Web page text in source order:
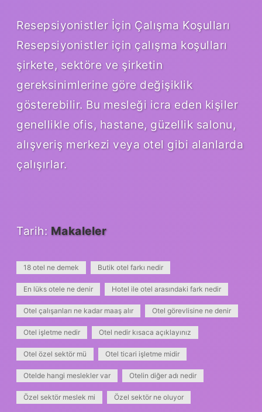
Resepsiyonistler İçin Çalışma Koşulları
Resepsiyonistler için çalışma koşulları
şirkete, sektöre ve şirketin
gereksinimlerine göre değişiklik
gösterebilir. Bu mesleği icra eden kişiler
genellikle ofis, hastane, güzellik salonu,
alışveriş merkezi veya otel gibi alanlarda
çalışırlar.
Tarih: Makaleler
18 otel ne demek Butik otel farkı nedir
En lüks otele ne denir Hotel ile otel arasındaki fark nedir
Otel çalışanları ne kadar maaş alır Otel görevlisine ne denir
Otel işletme nedir Otel nedir kısaca açıklayınız
Otel özel sektör mü Otel ticari işletme midir
Otelde hangi meslekler var Otelin diğer adı nedir
Özel sektör meslek mi Özel sektör ne oluyor